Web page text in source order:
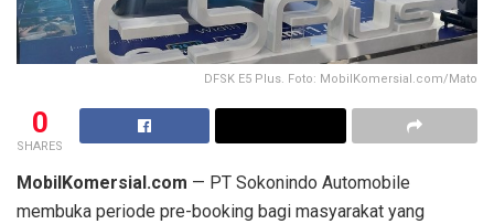
DFSK E5 Plus. Foto: MobilKomersial.com/Mato
0
SHARES
MobilKomersial.com — PT Sokonindo Automobile
membuka periode pre-booking bagi masyarakat yang